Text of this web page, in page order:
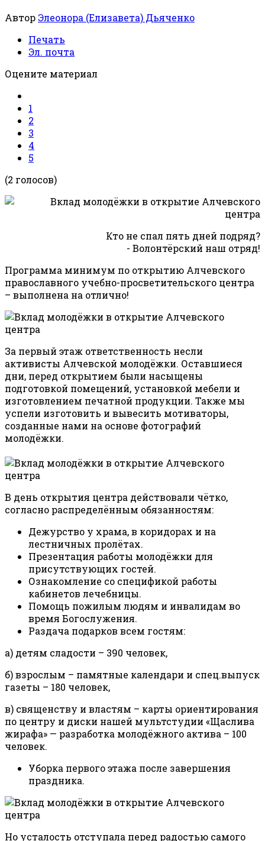
Автор Элеонора (Елизавета) Дьяченко
Печать
Эл. почта
Оцените материал
1
2
3
4
5
(2 голосов)
Кто не спал пять дней подряд?
- Волонтёрский наш отряд!
Программа минимум по открытию Алчевского
православного учебно-просветительского центра
– выполнена на отлично!
За первый этаж ответственность несли
активисты Алчевской молодёжки. Оставшиеся
дни, перед открытием были насыщены
подготовкой помещений, установкой мебели и
изготовлением печатной продукции. Также мы
успели изготовить и вывесить мотиваторы,
созданные нами на основе фотографий
молодёжки.
В день открытия центра действовали чётко,
согласно распределённым обязанностям:
Дежурство у храма, в коридорах и на
лестничных пролётах.
Презентация работы молодёжки для
присутствующих гостей.
Ознакомление со спецификой работы
кабинетов лечебницы.
Помощь пожилым людям и инвалидам во
время Богослужения.
Раздача подарков всем гостям:
а) детям сладости – 390 человек,
б) взрослым – памятные календари и спец.выпуск
газеты – 180 человек,
в) священству и властям – карты ориентирования
по центру и диски нашей мультстудии «Щаслива
жирафа» — разработка молодёжного актива – 100
человек.
Уборка первого этажа после завершения
праздника.
Но усталость отступала перед радостью самого